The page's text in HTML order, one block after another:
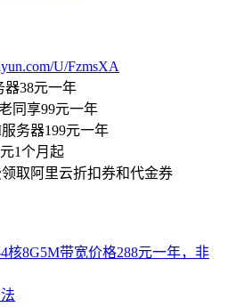
U/FzmsXA
器38元一年
同享99元一年
务器199元一年
1个月起
取阿里云折扣券和代金券
核8G5M带宽价格288元一年，非